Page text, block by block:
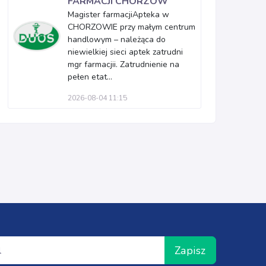
Magister farmacjiApteka w
CHORZOWIE przy małym centrum
handlowym – należąca do
niewielkiej sieci aptek zatrudni
mgr farmacjii. Zatrudnienie na
pełen etat...
2026-08-04 11:15
Zapisz